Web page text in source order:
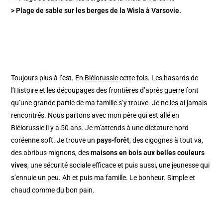
> Plage de sable sur les berges de la Wisla à Varsovie.
Toujours plus à l’est. En Biélorussiecette fois. Les hasards de
l’Histoire et les découpages des frontières d’après guerre font
qu’une grande partie de ma famille s’y trouve. Je ne les ai jamais
rencontrés. Nous partons avec mon père qui est allé en
Biélorussie il y a 50 ans. Je m’attends à une dictature nord
coréenne soft. Je trouve unpays-forêt, des cigognes à tout va,
des abribus mignons, desmaisons en bois aux belles couleurs
vives, une sécurité sociale efficace et puis aussi, une jeunesse qui
s’ennuie un peu. Ah et puis ma famille. Le bonheur. Simple et
chaud comme du bon pain.